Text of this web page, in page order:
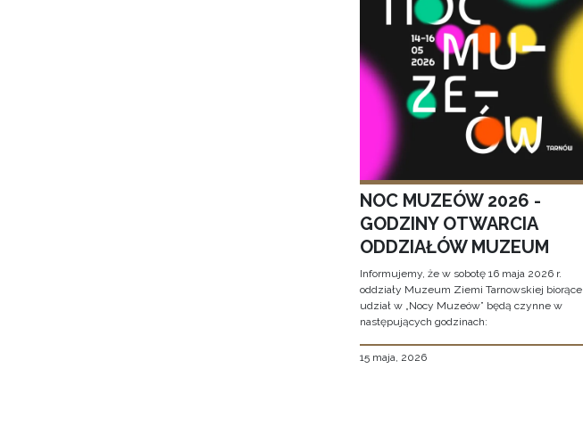
NOC MUZEÓW 2026 -
GODZINY OTWARCIA
ODDZIAŁÓW MUZEUM
Informujemy, że w sobotę 16 maja 2026 r.
oddziały Muzeum Ziemi Tarnowskiej biorące
udział w „Nocy Muzeów” będą czynne w
następujących godzinach:
15 maja, 2026